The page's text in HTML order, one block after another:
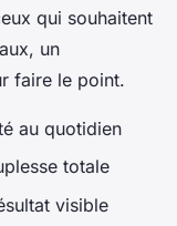
qui souhaitent
un
faire le point.
au quotidien
totale
visible